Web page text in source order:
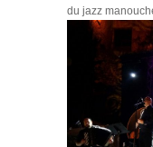
du jazz